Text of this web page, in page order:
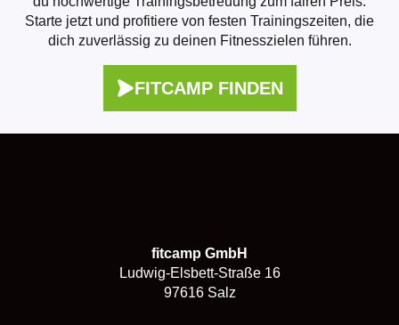
Starte jetzt und profitiere von festen Trainingszeiten, die
dich zuverlässig zu deinen Fitnesszielen führen.
FITCAMP FINDEN
fitcamp GmbH
Ludwig-Elsbett-Straße 16
97616 Salz